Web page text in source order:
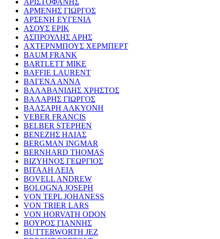
ΑΡΜΕΝΗΣ ΓΙΩΡΓΟΣ
ΑΡΣΕΝΗ ΕΥΓΕΝΙΑ
ΑΣΟΥΣ ΕΡΙΚ
ΑΣΠΡΟΥΛΗΣ ΑΡΗΣ
ΑΧΤΕΡΝΜΠΟΥΣ ΧΕΡΜΠΕΡΤ
BAUM FRANK
BARTLETT MIKE
BAFFIE LAURENT
ΒΑΓΕΝΑ ΑΝΝΑ
ΒΑΛΑΒΑΝΙΔΗΣ ΧΡΗΣΤΟΣ
ΒΑΛΑΡΗΣ ΓΙΩΡΓΟΣ
ΒΑΛΣΑΡΗ ΑΛΚΥΟΝΗ
VEBER FRANCIS
BELBER STEPHEN
ΒΕΝΕΖΗΣ ΗΛΙΑΣ
BERGMAN INGMAR
BERNHARD THOMAS
ΒΙΖΥΗΝΟΣ ΓΕΩΡΓΙΟΣ
ΒΙΤΑΛΗ ΛΕΙΑ
BOVELL ANDREW
BOLOGNA JOSEPH
VON TEPL JOHANESS
VON TRIER LARS
VON HORVATH ODON
ΒΟΥΡΟΣ ΓΙΑΝΝΗΣ
BUTTERWORTH JEZ